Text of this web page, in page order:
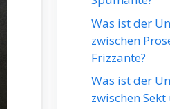
Was ist der
zwischen
Frizzante?
Was ist der
zwischen